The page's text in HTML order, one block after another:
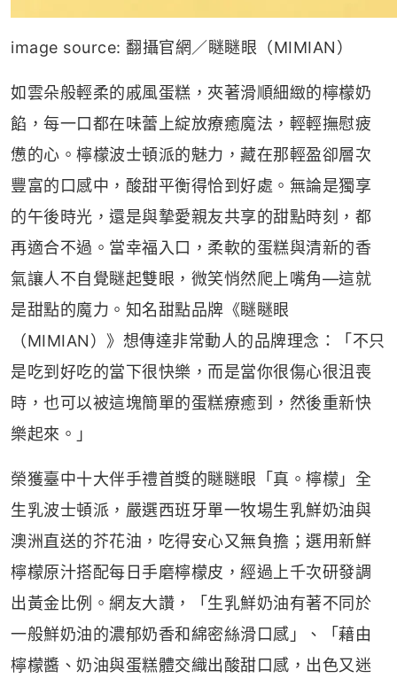
image source: 翻攝官網／瞇瞇眼（MIMIAN）
如雲朵般輕柔的戚風蛋糕，夾著滑順細緻的檸檬奶
餡，每一口都在味蕾上綻放療癒魔法，輕輕撫慰疲
憊的心。檸檬波士頓派的魅力，藏在那輕盈卻層次
豐富的口感中，酸甜平衡得恰到好處。無論是獨享
的午後時光，還是與摯愛親友共享的甜點時刻，都
再適合不過。當幸福入口，柔軟的蛋糕與清新的香
氣讓人不自覺瞇起雙眼，微笑悄然爬上嘴角—這就
是甜點的魔力。知名甜點品牌《瞇瞇眼
（MIMIAN）》想傳達非常動人的品牌理念：「不只
是吃到好吃的當下很快樂，而是當你很傷心很沮喪
時，也可以被這塊簡單的蛋糕療癒到，然後重新快
樂起來。」
榮獲臺中十大伴手禮首獎的瞇瞇眼「真。檸檬」全
生乳波士頓派，嚴選西班牙單一牧場生乳鮮奶油與
澳洲直送的芥花油，吃得安心又無負擔；選用新鮮
檸檬原汁搭配每日手磨檸檬皮，經過上千次研發調
出黃金比例。網友大讚，「生乳鮮奶油有著不同於
一般鮮奶油的濃郁奶香和綿密絲滑口感」、「藉由
檸檬醬、奶油與蛋糕體交織出酸甜口感，出色又迷